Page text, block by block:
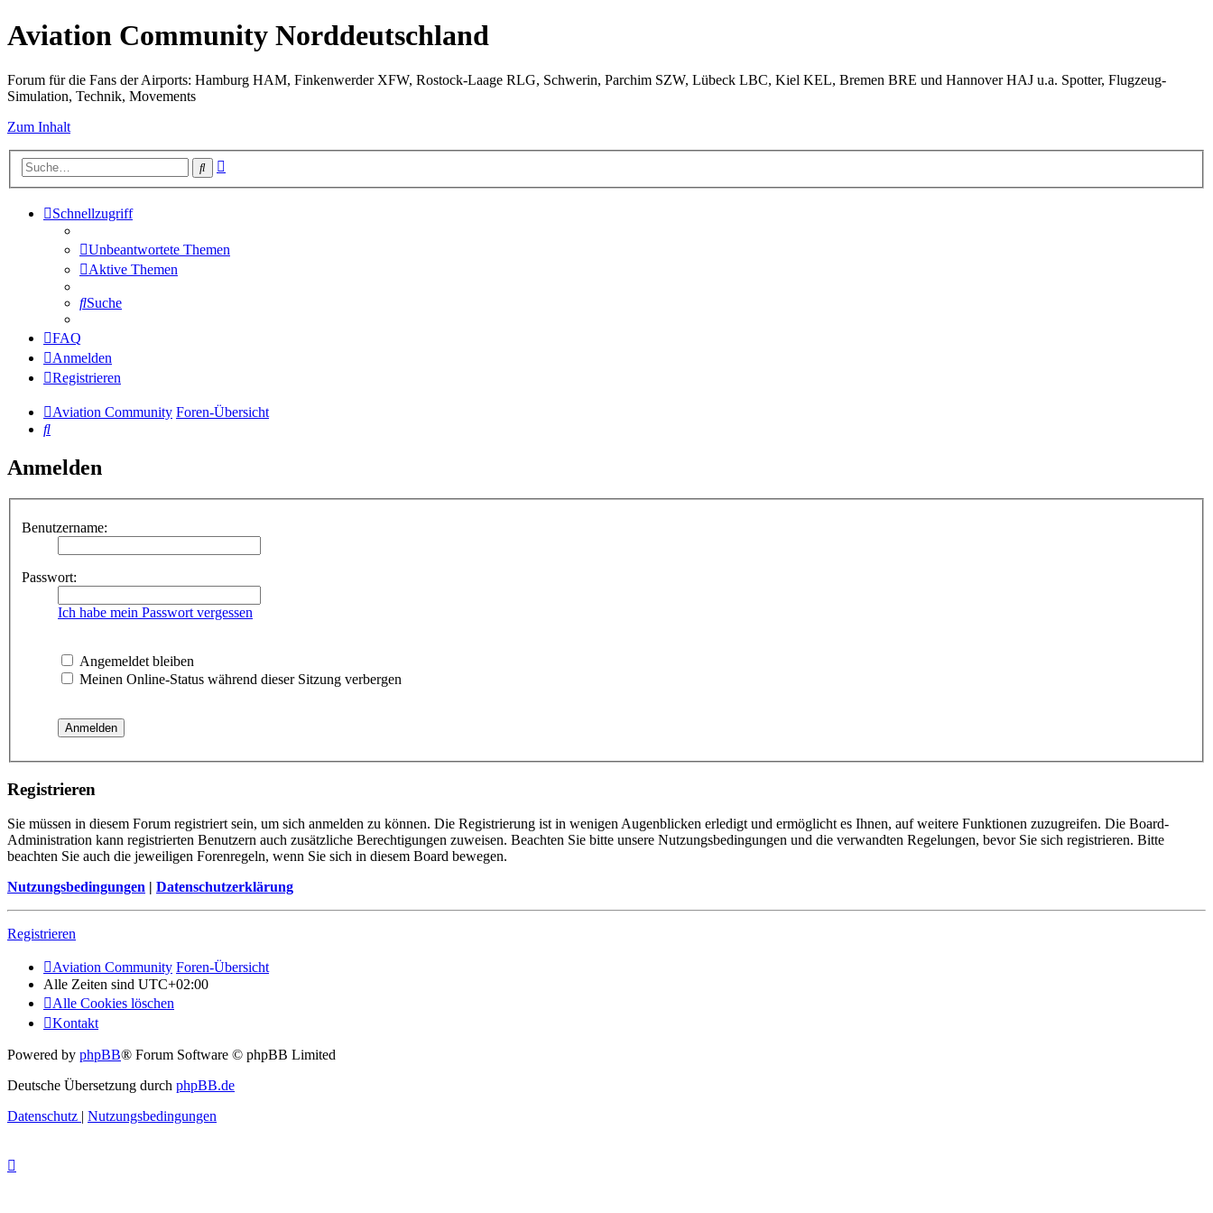
Aviation Community Norddeutschland
Forum für die Fans der Airports: Hamburg HAM, Finkenwerder XFW, Rostock-Laage RLG, Schwerin, Parchim SZW, Lübeck LBC, Kiel KEL, Bremen BRE und Hannover HAJ u.a. Spotter, Flugzeug-
Simulation, Technik, Movements
Zum Inhalt
Suche
Schnellzugriff
Unbeantwortete Themen
Aktive Themen
Suche
FAQ
Anmelden
Registrieren
Aviation Community Foren-Übersicht
Suche
Anmelden
Benutzername:
Passwort:
Ich habe mein Passwort vergessen
Angemeldet bleiben
Meinen Online-Status während dieser Sitzung verbergen
Registrieren
Sie müssen in diesem Forum registriert sein, um sich anmelden zu können. Die Registrierung ist in wenigen Augenblicken erledigt und ermöglicht es Ihnen, auf weitere Funktionen zuzugreifen. Die Board-
Administration kann registrierten Benutzern auch zusätzliche Berechtigungen zuweisen. Beachten Sie bitte unsere Nutzungsbedingungen und die verwandten Regelungen, bevor Sie sich registrieren. Bitte
beachten Sie auch die jeweiligen Forenregeln, wenn Sie sich in diesem Board bewegen.
Nutzungsbedingungen | Datenschutzerklärung
Registrieren
Aviation Community Foren-Übersicht
Alle Zeiten sind UTC+02:00
Alle Cookies löschen
Kontakt
Powered by phpBB® Forum Software © phpBB Limited
Deutsche Übersetzung durch phpBB.de
Datenschutz | Nutzungsbedingungen